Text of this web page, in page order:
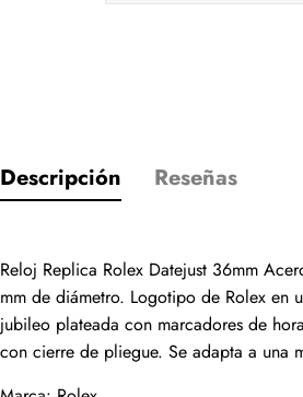
Descripción Reseñas
Reloj Replica Rolex Datejust 36mm
mm de diámetro. Logotipo de Rolex en
jubileo plateada con marcadores de
con cierre de pliegue. Se adapta a una